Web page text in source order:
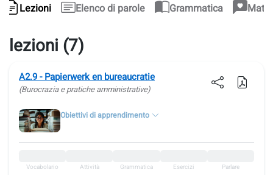
Lezioni Elenco di parole Grammatica
lezioni (7)
A2.9 - Papierwerk en bureaucratie
(Burocrazia e pratiche amministrative)
Obiettivi di apprendimento
Vocabolario Attività Grammatica Esercizi Parlare